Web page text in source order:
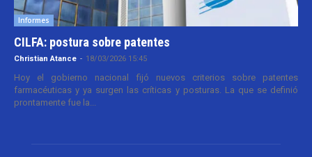
Informes
CILFA: postura sobre patentes
Christian Atance - 18/03/2026 15:45
Hoy el gobierno nacional fijó nuevos criterios sobre patentes
farmacéuticas y ya surgen las críticas y posturas. La que se definió
prontamente fue la...